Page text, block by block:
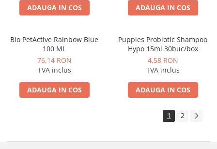
ADAUGA IN COS ADAUGA IN COS
Bio PetActive Rainbow Blue
100 ML
76,14 RON
TVA inclus
ADAUGA IN COS
Puppies Probiotic Shampoo
Hypo 15ml 30buc/box
4,58 RON
TVA inclus
ADAUGA IN COS
1 2